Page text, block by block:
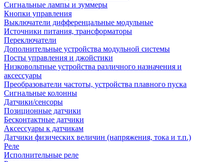
Сигнальные лампы и зуммеры
Кнопки управления
Выключатели дифференцальные модульные
Источники питания, трансформаторы
Переключатели
Дополнительные устройства модульной системы
Посты управления и джойстики
Низковольтные устройства различного назначения и
аксессуары
Преобразователи частоты, устройства плавного пуска
Сигнальные колонны
Датчики/сенсоры
Позиционные датчики
Бесконтактные датчики
Аксессуары к датчикам
Датчики физических величин (напряжения, тока и т.п.)
Реле
Исполнительные реле